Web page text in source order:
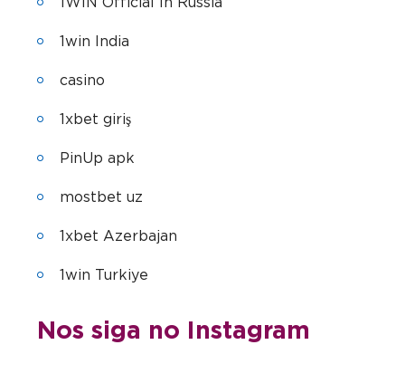
1win India
casino
1xbet giriş
PinUp apk
mostbet uz
1xbet Azerbajan
1win Turkiye
Nos siga no Instagram